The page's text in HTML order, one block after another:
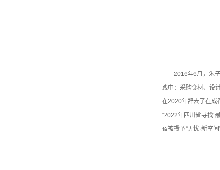
2016年6月，朱
践中：采购食材、设
在2020年辞去了在成
“2022年四川省寻找‘
宿被授予“无忧·新空